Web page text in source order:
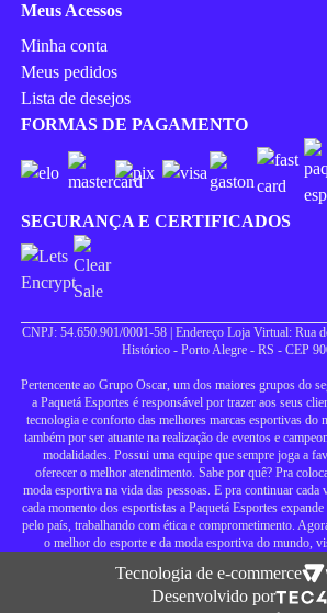
Meus Acessos
Minha conta
Meus pedidos
Lista de desejos
FORMAS DE PAGAMENTO
SEGURANÇA E CERTIFICADOS
CNPJ: 54.650.901/0001-58 | Endereço Loja Virtual: Rua
Histórico - Porto Alegre - RS - CEP
Pertencente ao Grupo Oscar, um dos maiores grupos do
a Paquetá Esportes é responsável por trazer aos seus
tecnologia e conforto das melhores marcas esportivas do
também por ser atuante na realização de eventos e
modalidades. Possui uma equipe que sempre joga a
oferecer o melhor atendimento. Sabe por quê? Pra
moda esportiva na vida das pessoas. E pra continuar cada
cada momento dos esportistas a Paquetá Esportes
pelo país, trabalhando com ética e comprometimento.
o melhor do esporte e da moda esportiva do mundo,
Tecnologia de e-commerce
Desenvolvido por